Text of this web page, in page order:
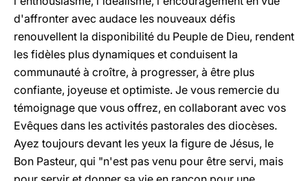
d'affronter avec audace les nouveaux défis
renouvellent la disponibilité du Peuple de Dieu, rendent
les fidèles plus dynamiques et conduisent la
communauté à croître, à progresser, à être plus
confiante, joyeuse et optimiste. Je vous remercie du
témoignage que vous offrez, en collaborant avec vos
Evêques dans les activités pastorales des diocèses.
Ayez toujours devant les yeux la figure de Jésus, le
Bon Pasteur, qui "n'est pas venu pour être servi, mais